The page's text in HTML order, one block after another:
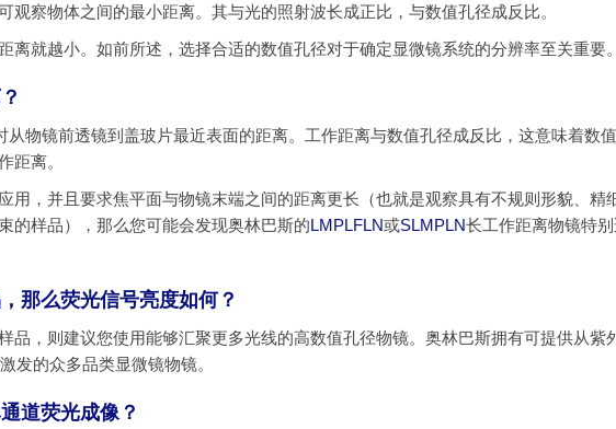
观察物体之间的最小距离。其与光的照射波长成正比，与数值孔径成反比。
离就越小。如前所述，选择合适的数值孔径对于确定显微镜系统的分辨率至关重要
从物镜前透镜到盖玻片最近表面的距离。工作距离与数值孔径成反比，这意味着数
距离。
用，并且要求焦平面与物镜末端之间的距离更长（也就是观察具有不规则形貌、精
的样品），那么您可能会发现奥林巴斯的LMPLFLN或SLMPLN长工作距离物镜特
那么荧光信号亮度如何？
品，则建议您使用能够汇聚更多光线的高数值孔径物镜。奥林巴斯拥有可提供从紫
发的众多品类显微镜物镜。
道荧光成像？